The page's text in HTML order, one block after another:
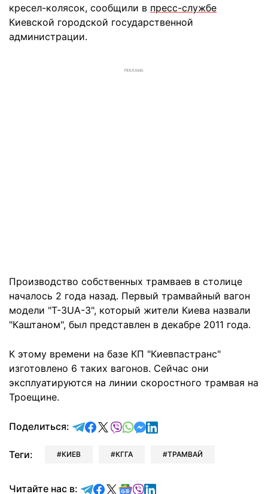
кресел-колясок, сообщили в пресс-службе
Киевской городской государственной
администрации.
РЕКЛАМА
Производство собственных трамваев в столице
началось 2 года назад. Первый трамвайный вагон
модели "Т-3UА-3", который жители Киева назвали
"Каштаном", был представлен в декабре 2011 года.
К этому времени на базе КП "Киевпастранс"
изготовлено 6 таких вагонов. Сейчас они
эксплуатируются на линии скоростного трамвая на
Троещине.
Поделиться: отправить в Telegram
поделиться в Facebook
поделиться в X
отправить в Viber
отправить в Whatsapp
отправить в Messenger
отправить в LinkedIn
Теги: КИЕВ КГГА ТРАМВАЙ
Читайте нас в: Читайте в Telegram
Читайте в Facebook
Читайте в X
Читайте в Google news
Читайте в Viber
Читайте в LinkedIn